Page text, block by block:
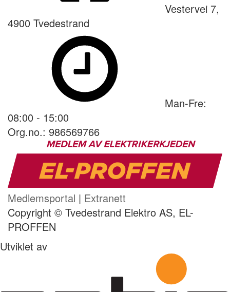
Vestervei 7,
4900 Tvedestrand
Man-Fre:
08:00 - 15:00
Org.no.: 986569766
Medlemsportal | Extranett
Copyright © Tvedestrand Elektro AS, EL-
PROFFEN
Utviklet av